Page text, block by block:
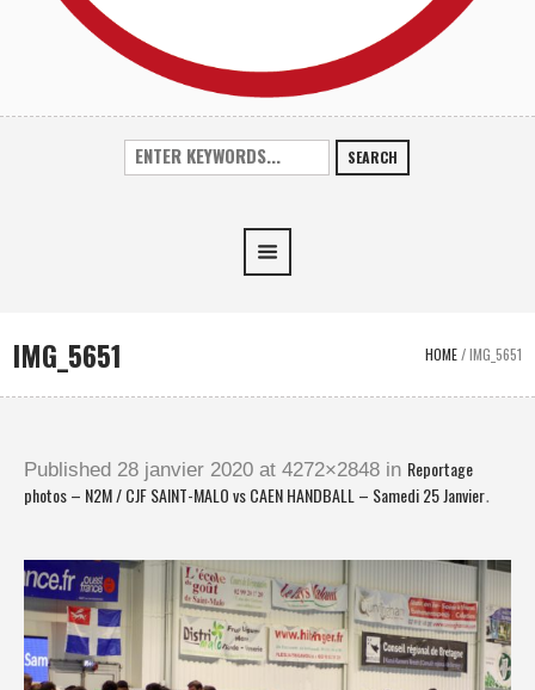
SEARCH
IMG_5651 HOME/IMG_5651
Published 28 janvier 2020 at 4272×2848 in Reportage
photos – N2M / CJF SAINT-MALO vs CAEN HANDBALL – Samedi 25 Janvier.